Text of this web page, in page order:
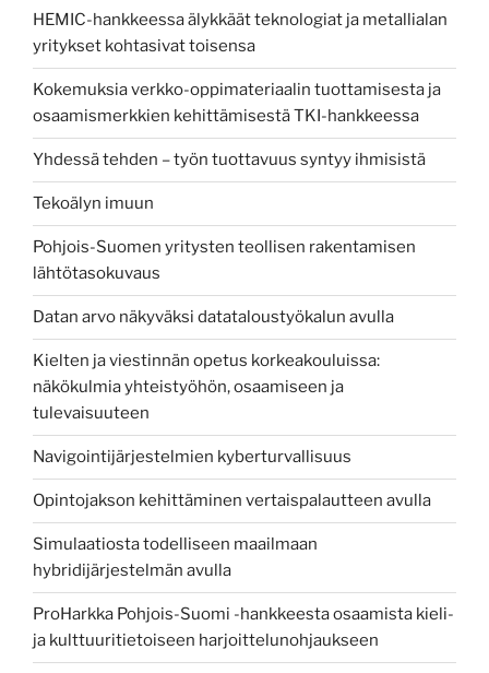
HEMIC-hankkeessa älykkäät teknologiat ja metallialan
yritykset kohtasivat toisensa
Kokemuksia verkko-oppimateriaalin tuottamisesta ja
osaamismerkkien kehittämisestä TKI-hankkeessa
Yhdessä tehden – työn tuottavuus syntyy ihmisistä
Tekoälyn imuun
Pohjois-Suomen yritysten teollisen rakentamisen
lähtötasokuvaus
Datan arvo näkyväksi datataloustyökalun avulla
Kielten ja viestinnän opetus korkeakouluissa:
näkökulmia yhteistyöhön, osaamiseen ja
tulevaisuuteen
Navigointijärjestelmien kyberturvallisuus
Opintojakson kehittäminen vertaispalautteen avulla
Simulaatiosta todelliseen maailmaan
hybridijärjestelmän avulla
ProHarkka Pohjois-Suomi -hankkeesta osaamista kieli-
ja kulttuuritietoiseen harjoittelunohjaukseen